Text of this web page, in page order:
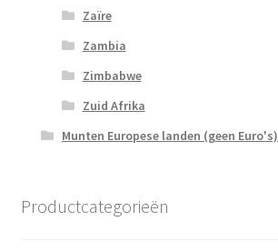
Zaïre
Zambia
Zimbabwe
Zuid Afrika
Munten Europese landen (geen Euro's)
Productcategorieën